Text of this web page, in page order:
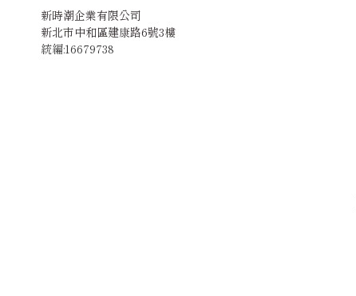
新時潮企業有限公司
新北市中和區建康路6號3樓
統編:16679738